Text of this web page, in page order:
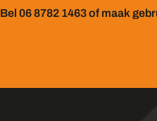
Bel 06 8782 1463 of maak